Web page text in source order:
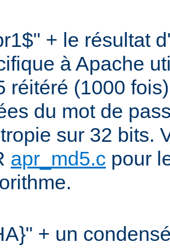
+ le résultat
à Apache
réitéré (1000
du mot de
sur 32 bits.
apr_md5.c pour
+ un